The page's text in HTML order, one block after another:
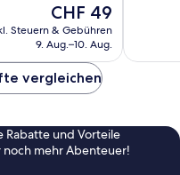
Der
Preis
beträgt
CHF 49
Steuern & Gebühren
9. Aug.–10. Aug.
vergleichen
Rabatte und Vorteile
mehr Abenteuer!